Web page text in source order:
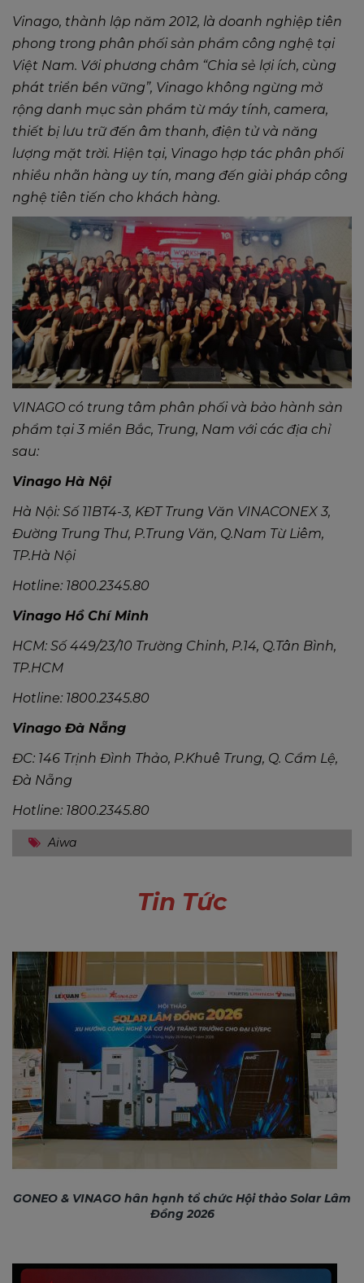
Vinago, thành lập năm 2012, là doanh nghiệp tiên
phong trong phân phối sản phẩm công nghệ tại
Việt Nam. Với phương châm “Chia sẻ lợi ích, cùng
phát triển bền vững”, Vinago không ngừng mở
rộng danh mục sản phẩm từ máy tính, camera,
thiết bị lưu trữ đến âm thanh, điện tử và năng
lượng mặt trời. Hiện tại, Vinago hợp tác phân phối
nhiều nhãn hàng uy tín, mang đến giải pháp công
nghệ tiên tiến cho khách hàng.
VINAGO có trung tâm phân phối và bảo hành sản
phẩm tại 3 miền Bắc, Trung, Nam với các địa chỉ
sau:
Vinago Hà Nội
Hà Nội: Số 11BT4-3, KĐT Trung Văn VINACONEX 3,
Đường Trung Thư, P.Trung Văn, Q.Nam Từ Liêm,
TP.Hà Nội
Hotline: 1800.2345.80
Vinago Hồ Chí Minh
HCM: Số 449/23/10 Trường Chinh, P.14, Q.Tân Bình,
TP.HCM
Hotline: 1800.2345.80
Vinago Đà Nẵng
ĐC: 146 Trịnh Đình Thảo, P.Khuê Trung, Q. Cẩm Lệ,
Đà Nẵng
Hotline: 1800.2345.80
Aiwa
Tin Tức
GONEO & VINAGO hân hạnh tổ chức Hội thảo Solar Lâm
Đồng 2026